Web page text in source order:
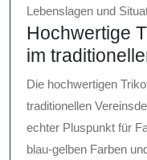
Lebenslagen und
Hochwertige
im
Die hochwertigen
traditionellen
echter Pluspunkt für
blau-gelben Farben